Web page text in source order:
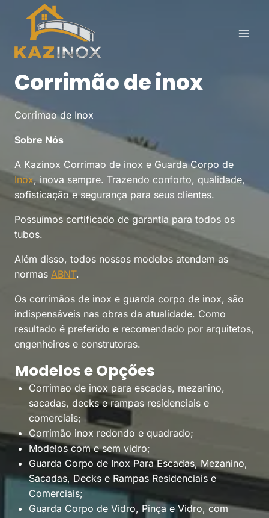
Conteúdo
Corrimão de inox
Corrimao de Inox
Sobre Nós
A Kazinox Corrimao de inox e Guarda Corpo de
Inox, inova sempre. Trazendo conforto, qualidade,
sofisticação e segurança para seus clientes.
Possuímos certificado de garantia para todos os
tubos.
Além disso, todos nossos modelos atendem as
normas ABNT.
Os corrimãos de inox e guarda corpo de inox, são
indispensáveis nas obras da atualidade. Como
resultado é preferido e recomendado por arquitetos,
engenheiros e construtoras.
Modelos e Opções
Corrimao de inox para escadas, mezanino,
sacadas, decks e rampas residenciais e
comerciais;
Corrimão inox redondo e quadrado;
Modelos com e sem vidro;
Guarda Corpo de Inox Para Escadas, Mezanino,
Sacadas, Decks e Rampas Residenciais e
Comerciais;
Guarda Corpo de Vidro, Pinça e Vidro, com